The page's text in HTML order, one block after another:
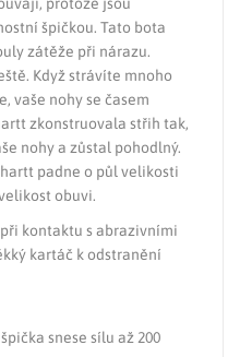
špičkou. Tato bota
zátěže při nárazu.
Když strávíte mnoho
vaše nohy se časem
zkonstruovala střih tak,
nohy a zůstal pohodlný.
padne o půl velikosti
obuvi.
kontaktu s abrazivními
kartáč k odstranění
snese sílu až 200